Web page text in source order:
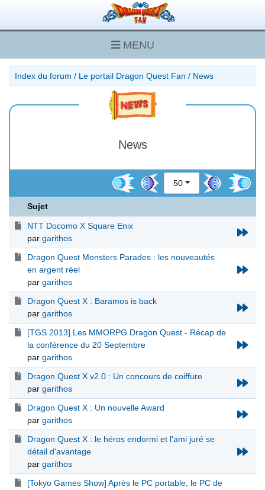
MENU
Index du forum / Le portail Dragon Quest Fan / News
News
50
Sujet
NTT Docomo X Square Enix
par garithos
Dragon Quest Monsters Parades : les nouveautés
en argent réel
par garithos
Dragon Quest X : Baramos is back
par garithos
[TGS 2013] Les MMORPG Dragon Quest - Récap de
la conférence du 20 Septembre
par garithos
Dragon Quest X v2.0 : Un concours de coiffure
par garithos
Dragon Quest X : Un nouvelle Award
par garithos
Dragon Quest X : le héros endormi et l'ami juré se
détail d'avantage
par garithos
[Tokyo Games Show] Après le PC portable, le PC de